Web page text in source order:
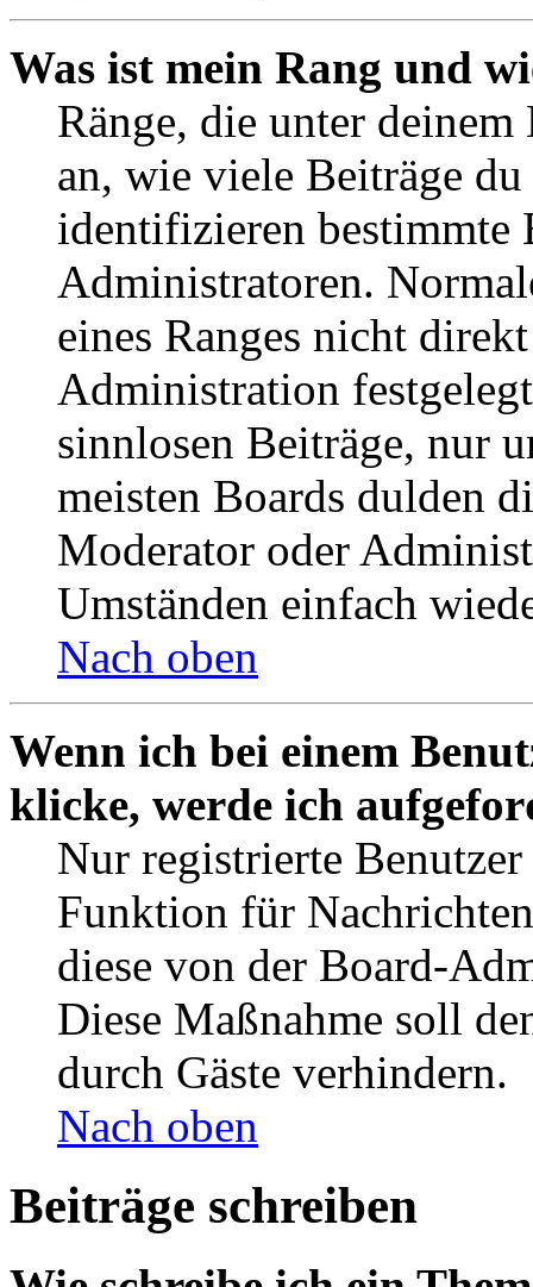
Was ist mein Rang und
Ränge, die unter deinem
an, wie viele Beiträge
identifizieren bestimmte
Administratoren.
eines Ranges nicht
Administration
sinnlosen Beiträge, nur
meisten Boards dulden
Moderator oder
Umständen einfach
Nach oben
Wenn ich bei einem
klicke, werde ich
Nur registrierte
Funktion für
diese von der Board-
Diese Maßnahme soll
durch Gäste verhindern.
Nach oben
Beiträge schreiben